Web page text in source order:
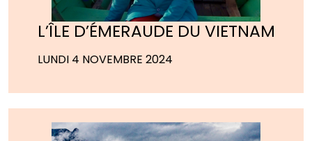
L’ÎLE D’ÉMERAUDE DU VIETNAM
LUNDI 4 NOVEMBRE 2024